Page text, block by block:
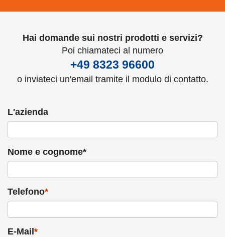
Hai domande sui nostri prodotti e servizi?
Poi chiamateci al numero
+49 8323 96600
o inviateci un'email tramite il modulo di contatto.
L'azienda
Nome e cognome*
Telefono*
E-Mail *